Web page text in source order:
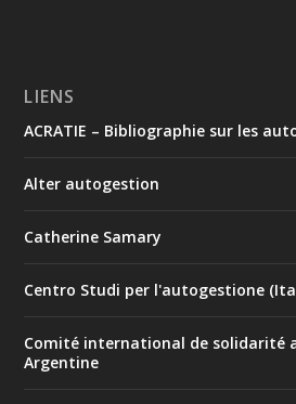
LIENS
ACRATIE – Bibliographie sur les
Alter autogestion
Catherine Samary
Centro Studi per l'autogestione
Comité international de solidarité
Argentine